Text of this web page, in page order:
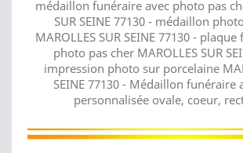
médaillon funéraire avec photo pas
SUR SEINE 77130 - médaillon
MAROLLES SUR SEINE 77130 -
photo pas cher MAROLLES SUR
impression photo sur porcelaine
SEINE 77130 - Médaillon funéraire
personnalisée ovale, coeur,